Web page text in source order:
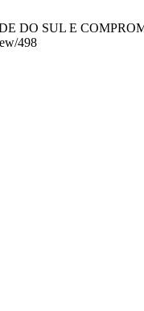
SUL E
498